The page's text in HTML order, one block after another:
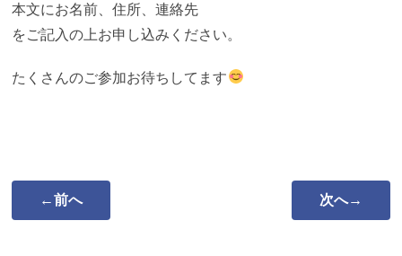
本文にお名前、住所、連絡先
をご記入の上お申し込みください。
たくさんのご参加お待ちしてます
←前へ 次へ→